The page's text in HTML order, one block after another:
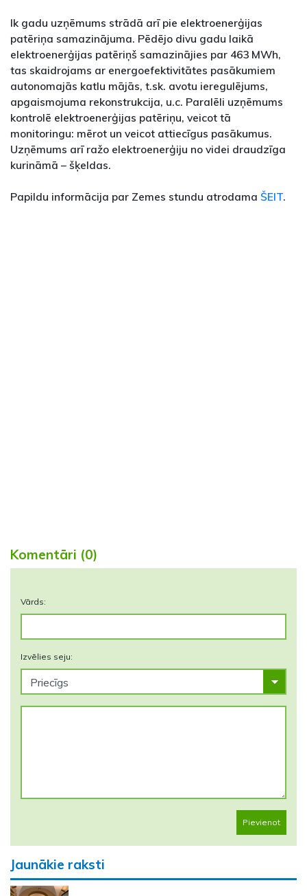
Ik gadu uzņēmums strādā arī pie elektroenerģijas
patēriņa samazinājuma. Pēdējo divu gadu laikā
elektroenerģijas patēriņš samazinājies par 463 MWh,
tas skaidrojams ar energoefektivitātes pasākumiem
autonomajās katlu mājās, t.sk. avotu ieregulējums,
apgaismojuma rekonstrukcija, u.c. Paralēli uzņēmums
kontrolē elektroenerģijas patēriņu, veicot tā
monitoringu: mērot un veicot attiecīgus pasākumus.
Uzņēmums arī ražo elektroenerģiju no videi draudzīga
kurināmā – šķeldas.
Papildu informācija par Zemes stundu atrodama ŠEIT.
Komentāri (0)
Vārds:
Izvēlies seju:
Pievienot
Jaunākie raksti